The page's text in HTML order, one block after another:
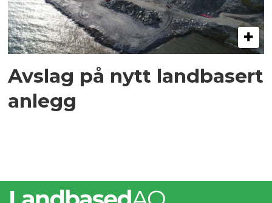
Avslag på nytt landbasert
anlegg